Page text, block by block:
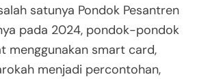
satunya Pondok Pesantren
pada 2024, pondok-pondok
menggunakan smart card,
menjadi percontohan,